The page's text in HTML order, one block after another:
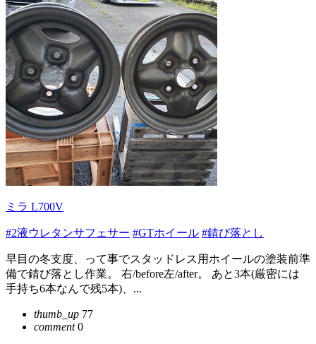
ミラ L700V
#2液ウレタンサフェサー #GTホイール #錆び落とし
早目の冬支度、って事でスタッドレス用ホイールの塗装前準
備で錆び落とし作業。 右/before左/after。 あと3本(厳密には
手持ち6本なんで残5本)、...
thumb_up 77
comment0